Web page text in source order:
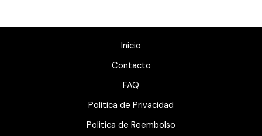
Inicio
Contacto
FAQ
Politica de Privacidad
Politica de Reembolso